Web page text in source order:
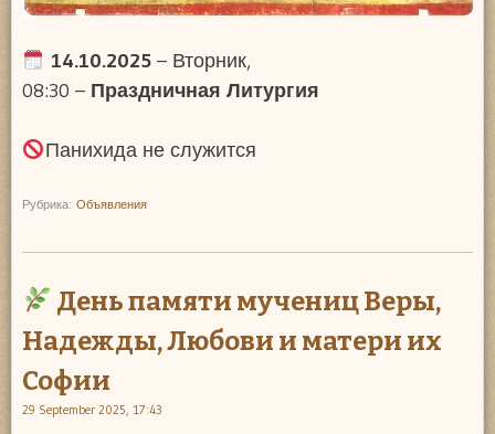
14.10.2025– Вторник,
08:30 – Праздничная Литургия
Панихида не служится
Рубрика: Объявления
День памяти мучениц Веры,
Надежды, Любови и матери их
Софии
29 September 2025, 17:43